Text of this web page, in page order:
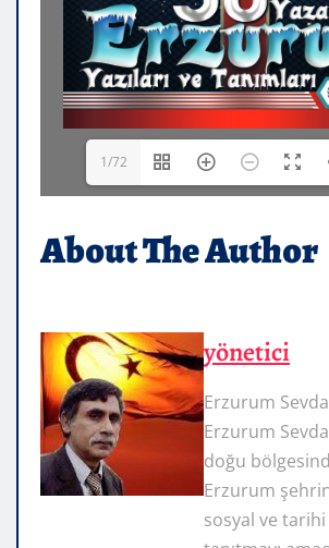
1/72
About The Author
yönetici
Erzurum
Erzurum
doğu
Erzurum
sosyal ve